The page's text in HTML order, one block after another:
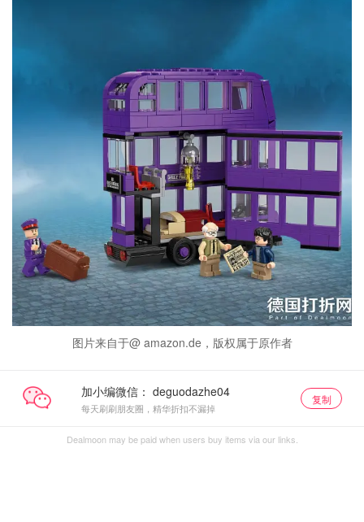
图片来自于@ amazon.de，版权属于原作者
加小编微信：
每天刷刷朋友圈，精华折扣不漏掉
复制
Dealmoon may be paid when users buy items via our links.